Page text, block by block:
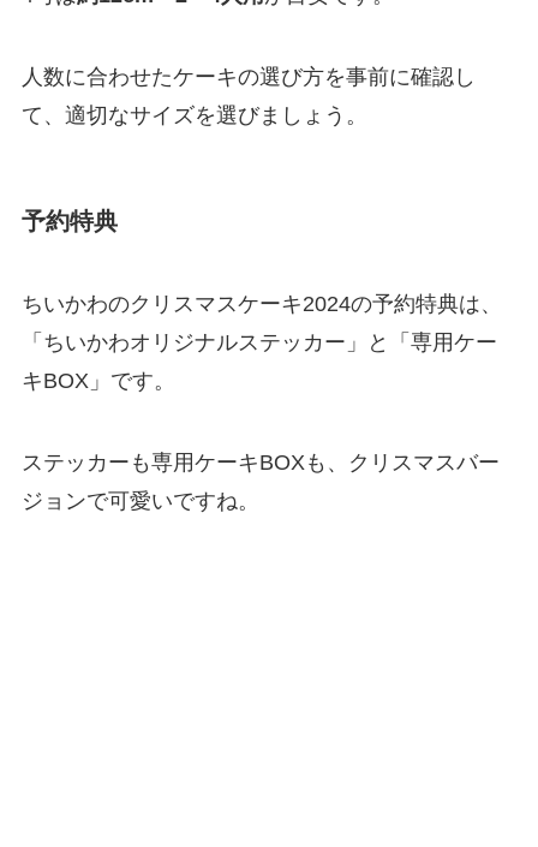
人数に合わせたケーキの選び方を事前に確認し
て、適切なサイズを選びましょう。
予約特典
ちいかわのクリスマスケーキ2024の予約特典は、
「ちいかわオリジナルステッカー」と「専用ケー
キBOX」です。
ステッカーも専用ケーキBOXも、クリスマスバー
ジョンで可愛いですね。